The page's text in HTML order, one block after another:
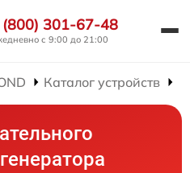
(800) 301-67-48
с 9:00 до 21:00
Каталог устройств